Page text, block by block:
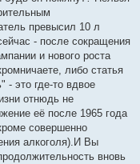
превысил 10 л
- после сокращения
и нового роста
либо статья
- это где-то вдвое
отнюдь не
её после 1965 года
совершенно
алкоголя).И Вы
вновь